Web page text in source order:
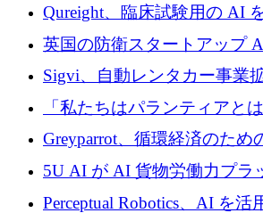
Qureight、臨床試験用の AI
ジング プラットフォームを
リーズ B で 2,000 万ドルを確
英国の防衛スタートアップ
攻撃に対抗する仮想戦場を構
を調達
Sigvi、自動レンタカー事業
ユーロを調達
「私たちはパランティアと
会社です」とフランス人の
者は言う
Greyparrot、循環経済のため
テリジェンスを拡張するた
2,700 万ドルを確保
5U AI が AI 貨物労働力プラ
に 320 万ドルのプレシード
Perceptual Robotics、AI を活